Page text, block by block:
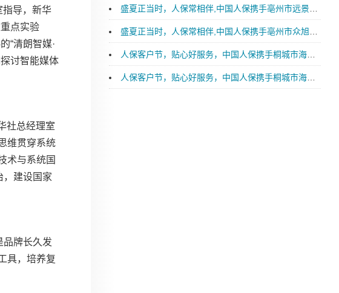
导，新华
点实验
“清朗智媒·
讨智能媒体
社总经理室
维贯穿系统
术与系统国
，建设国家
牌长久发
具，培养复
盛夏正当时，人保常相伴,中国人保携手亳州市远景星润汽车购车嘉年华
盛夏正当时，人保常相伴,中国人保携手亳州市众旭新能源汽车购车嘉年华
人保客户节，贴心好服务，中国人保携手桐城市海青汽车购车嘉年华
人保客户节，贴心好服务，中国人保携手桐城市海青汽车续保团购会